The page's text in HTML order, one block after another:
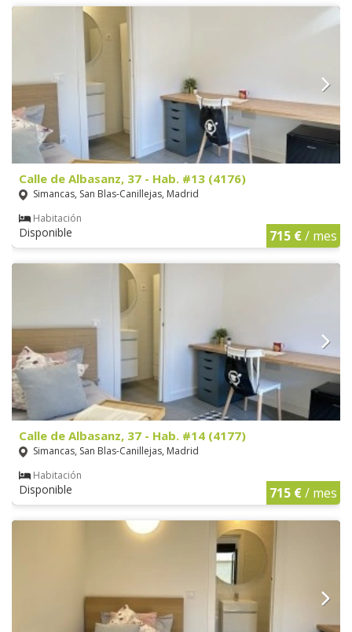
Calle de Albasanz, 37 - Hab. #13 (4176)
Simancas, San Blas-Canillejas, Madrid
Habitación
Disponible 715 €/ mes
Calle de Albasanz, 37 - Hab. #14 (4177)
Simancas, San Blas-Canillejas, Madrid
Habitación
Disponible 715 €/ mes